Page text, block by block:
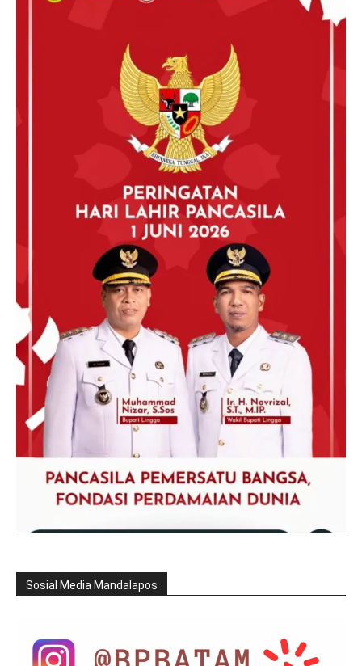
Sosial Media Mandalapos